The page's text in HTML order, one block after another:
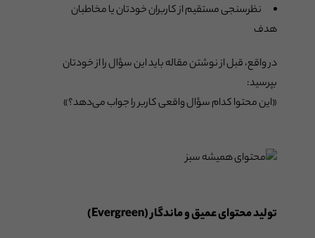
نظرسنجی مستقیم از کاربران خودتان یا مخاطبان
هدف
در واقع، قبل از نوشتن مقاله باید این سؤال را از خودتان
بپرسید:
«این محتوا کدام سؤال واقعی کاربر را جواب می‌دهد؟»
تولید محتوای عمیق و ماندگار (Evergreen)